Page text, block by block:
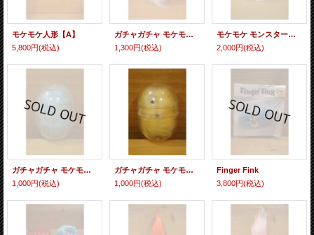
モケモケ人形【A】
5,800円(税込)
ガチャガチャ モケモケマスコット【C】
1,300円(税込)
モケモケ モンスター【A】
2,000円(税込)
ガチャガチャ モケモケマスコット【B】
1,000円(税込)
ガチャガチャ モケモケマスコット【A】
1,000円(税込)
Finger Fink
3,800円(税込)